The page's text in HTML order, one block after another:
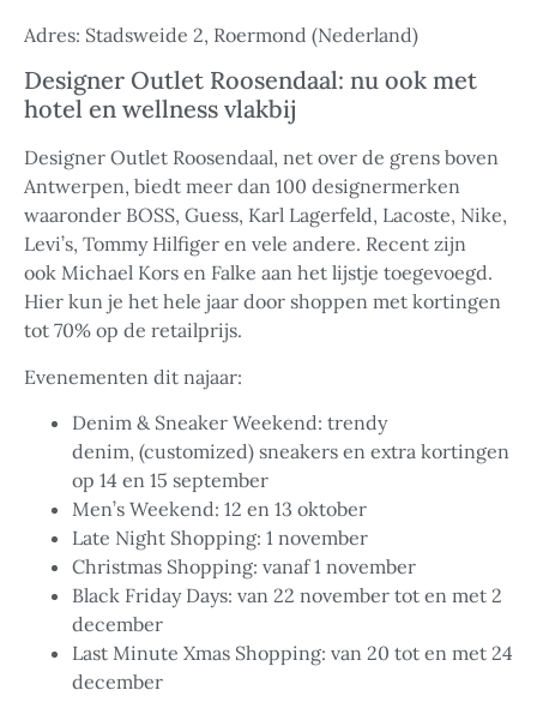
Adres: Stadsweide 2, Roermond (Nederland)
Designer Outlet Roosendaal: nu ook met
hotel en wellness vlakbij
Designer Outlet Roosendaal, net over de grens boven
Antwerpen, biedt meer dan 100 designermerken
waaronder BOSS, Guess, Karl Lagerfeld, Lacoste, Nike,
Levi’s, Tommy Hilfiger en vele andere. Recent zijn
ook Michael Kors en Falke aan het lijstje toegevoegd.
Hier kun je het hele jaar door shoppen met kortingen
tot 70% op de retailprijs.
Evenementen dit najaar:
Denim & Sneaker Weekend: trendy
denim, (customized) sneakers en extra kortingen
op 14 en 15 september
Men’s Weekend: 12 en 13 oktober
Late Night Shopping: 1 november
Christmas Shopping: vanaf 1 november
Black Friday Days: van 22 november tot en met 2
december
Last Minute Xmas Shopping: van 20 tot en met 24
december